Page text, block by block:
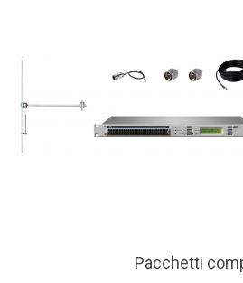
Pacchetti